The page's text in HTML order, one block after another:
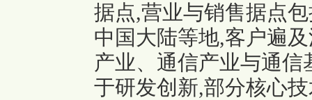
据点,营业与销售据点
中国大陆等地,客户遍
产业、通信产业与通
于研发创新,部分核心